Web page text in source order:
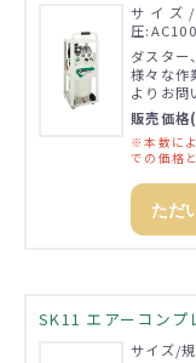
サイズ
圧
ダスター
様々な作
よりお問
販売価
※本数に
での価格
ただ
SK11 エアーコン
サイズ/